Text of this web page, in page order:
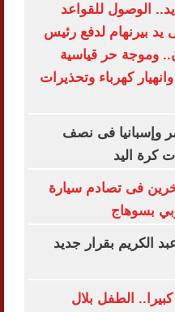
الوصول للقواعد
بيرنهام لدفع رئيس
وموجة حر قياسية
كهرباء وتحذيرات
وإسبانيا فى نصف
كرة اليد
سيدة وإصابة 3 آخرين فى تصادم سيارة
بسوهاج
الكريم بقرار جديد
الطفل بلال